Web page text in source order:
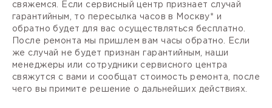
свяжемся. Если сервисный центр признает случай
гарантийным, то пересылка часов в Москву* и
обратно будет для вас осуществляться бесплатно.
После ремонта мы пришлем вам часы обратно. Если
же случай не будет признан гарантийным, наши
менеджеры или сотрудники сервисного центра
свяжутся с вами и сообщат стоимость ремонта, после
чего вы примите решение о дальнейших действиях.